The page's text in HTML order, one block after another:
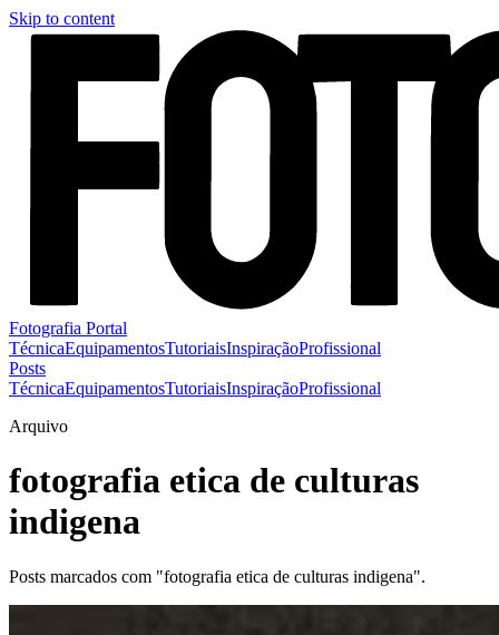
Skip to content
Fotografia Portal
TécnicaEquipamentosTutoriaisInspiraçãoProfissional
Posts
TécnicaEquipamentosTutoriaisInspiraçãoProfissional
Arquivo
fotografia etica de culturas
indigena
Posts marcados com "fotografia etica de culturas indigena".